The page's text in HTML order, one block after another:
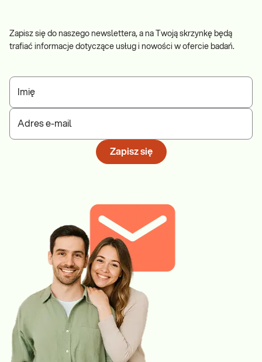
Zapisz się do naszego newslettera, a na Twoją skrzynkę będą
trafiać informacje dotyczące usług i nowości w ofercie badań.
Imię
Adres e-mail
Zapisz się